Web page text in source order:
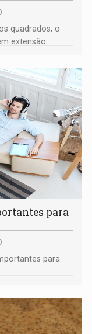
quadrados, o
extensão
para
para